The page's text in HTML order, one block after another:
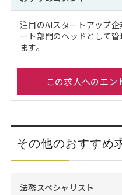
注目のAIスタートアップ
ート部門のヘッドとして
ます。
この求人へのエン
その他のおすすめ
法務スペシャリスト